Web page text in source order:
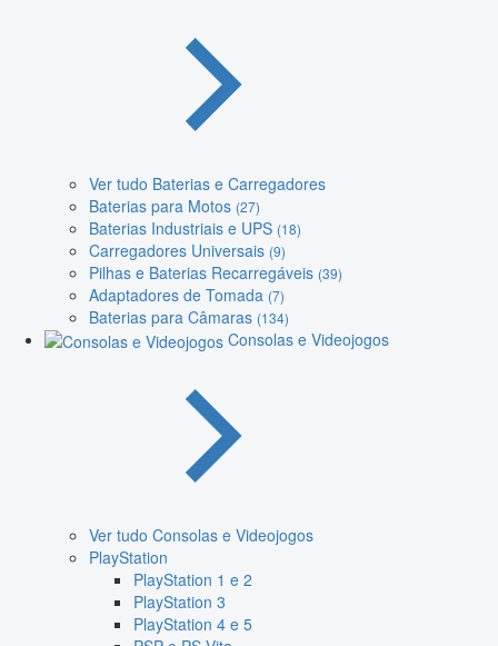
Ver tudo Baterias e Carregadores
Baterias para Motos (27)
Baterias Industriais e UPS (18)
Carregadores Universais (9)
Pilhas e Baterias Recarregáveis (39)
Adaptadores de Tomada (7)
Baterias para Câmaras (134)
Consolas e Videojogos
Ver tudo Consolas e Videojogos
PlayStation
PlayStation 1 e 2
PlayStation 3
PlayStation 4 e 5